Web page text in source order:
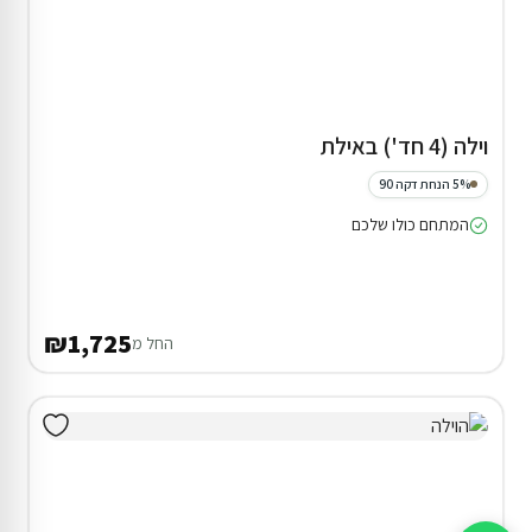
וילה (4 חד') באילת
5% הנחת דקה 90
המתחם כולו שלכם
החל מ₪1,725